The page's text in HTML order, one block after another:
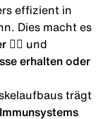
effizient in
Dies macht es
🏋️‍♂️ und
erhalten oder
trägt
Immunsystems